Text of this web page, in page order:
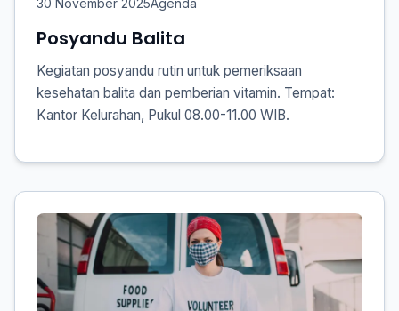
30 November 2025Agenda
Posyandu Balita
Kegiatan posyandu rutin untuk pemeriksaan
kesehatan balita dan pemberian vitamin. Tempat:
Kantor Kelurahan, Pukul 08.00-11.00 WIB.